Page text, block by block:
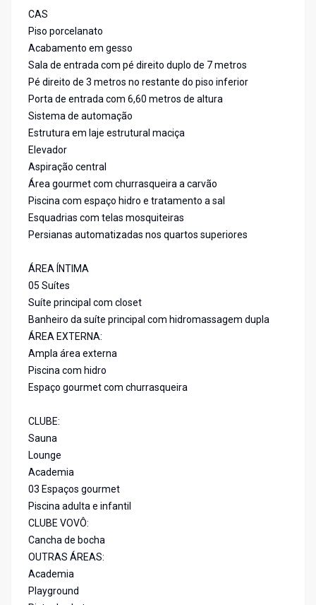
CAS
Piso porcelanato
Acabamento em gesso
Sala de entrada com pé direito duplo de 7 metros
Pé direito de 3 metros no restante do piso inferior
Porta de entrada com 6,60 metros de altura
Sistema de automação
Estrutura em laje estrutural maciça
Elevador
Aspiração central
Área gourmet com churrasqueira a carvão
Piscina com espaço hidro e tratamento a sal
Esquadrias com telas mosquiteiras
Persianas automatizadas nos quartos superiores
ÁREA ÍNTIMA
05 Suítes
Suíte principal com closet
Banheiro da suíte principal com hidromassagem dupla
ÁREA EXTERNA:
Ampla área externa
Piscina com hidro
Espaço gourmet com churrasqueira
CLUBE:
Sauna
Lounge
Academia
03 Espaços gourmet
Piscina adulta e infantil
CLUBE VOVÔ:
Cancha de bocha
OUTRAS ÁREAS:
Academia
Playground